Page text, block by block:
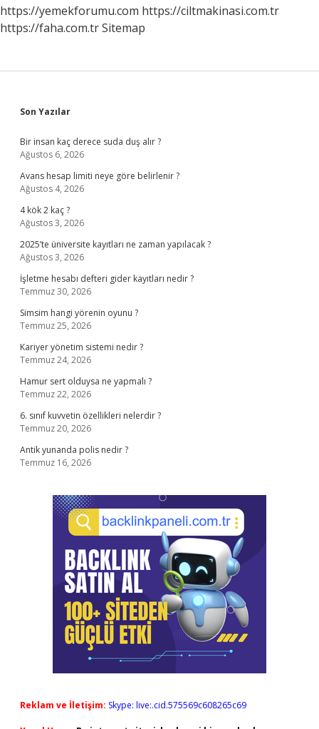
https://yemekforumu.com https://ciltmakinasi.com.tr
https://faha.com.trSitemap
Sidebar
Son Yazılar
Bir insan kaç derece suda duş alır ?
Ağustos 6, 2026
Avans hesap limiti neye göre belirlenir ?
Ağustos 4, 2026
4 kök 2 kaç ?
Ağustos 3, 2026
2025’te üniversite kayıtları ne zaman yapılacak ?
Ağustos 3, 2026
İşletme hesabı defteri gider kayıtları nedir ?
Temmuz 30, 2026
Simsim hangi yörenin oyunu ?
Temmuz 25, 2026
Kariyer yönetim sistemi nedir ?
Temmuz 24, 2026
Hamur sert olduysa ne yapmalı ?
Temmuz 22, 2026
6. sınıf kuvvetin özellikleri nelerdir ?
Temmuz 20, 2026
Antik yunanda polis nedir ?
Temmuz 16, 2026
Reklam ve İletişim: Skype: live:.cid.575569c608265c69